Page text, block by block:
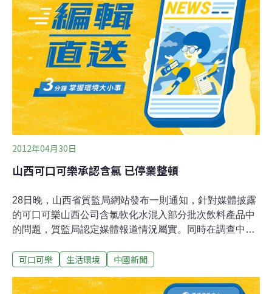
施會指出，民眾對含糖食品的需求日漸增加，無形之中助
長了製糖業對開發中國家土地的剝奪。依賴土地維生的當
地社群，往往未被事先告知或獲得補償就遭到驅逐，甚至
暴力對待。樂施會的報告指控，巴西Sirinhaem河口一個
漁業社群被暴力脅迫讓出土地，建造可口可樂和百事可樂
供應商的糖廠。同時，巴西西南部南馬托格羅索的社運人
士也正在試圖向一座甘蔗園討回土地，而
2012年04月30日
山西可口可樂承認含氯 已停業整頓
28日晚，山西省質監局網站發布一則通知，針對媒體披露
的可口可樂山西公司含氯軟化水混入部分批次飲料產品中
的問題，質監局認定媒體報道情況屬實。同時在調查中，
質監局對可口可樂(山西)公司做出了停產整改的行政處
的深入調查，該廠確認於2月3日在實施節水項目相關管道
可口可樂 生活環境 中國新聞